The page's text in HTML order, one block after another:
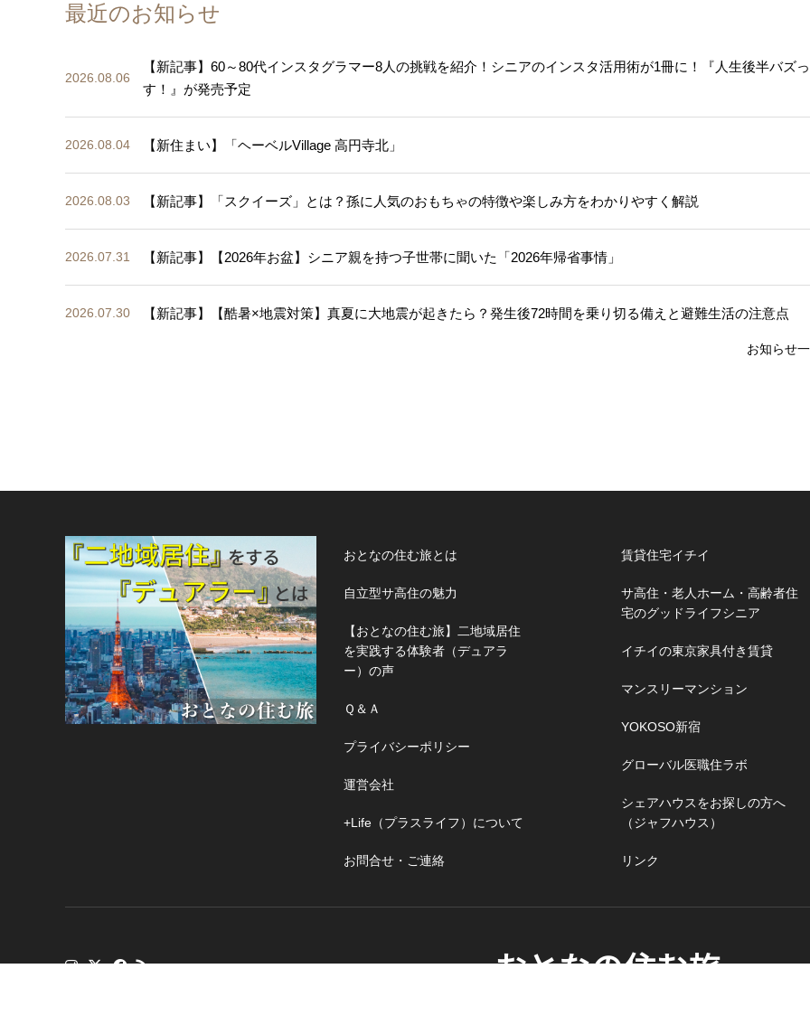
最近のお知らせ
2026.08.06
【新記事】60～80代インスタグラマー8人の挑戦を紹介！シニアのインスタ活用術が1冊に！『人生後半バズ
す！』が発売予定
2026.08.04 【新住まい】「ヘーベルVillage 高円寺北」
2026.08.03 【新記事】「スクイーズ」とは？孫に人気のおもちゃの特徴や楽しみ方をわかりやすく解説
2026.07.31 【新記事】【2026年お盆】シニア親を持つ子世帯に聞いた「2026年帰省事情」
2026.07.30 【新記事】【酷暑×地震対策】真夏に大地震が起きたら？発生後72時間を乗り切る備えと避難生活の注意点
お知らせ
おとなの住む旅とは
自立型サ高住の魅力
【おとなの住む旅】二地域居住
を実践する体験者（デュアラ
ー）の声
Ｑ＆Ａ
プライバシーポリシー
運営会社
+Life（プラスライフ）について
お問合せ・ご連絡
賃貸住宅イチイ
サ高住・老人ホーム・高齢者住
宅のグッドライフシニア
イチイの東京家具付き賃貸
マンスリーマンション
YOKOSO新宿
グローバル医職住ラボ
シェアハウスをお探しの方へ
（ジャフハウス）
リンク
おとなの住む旅